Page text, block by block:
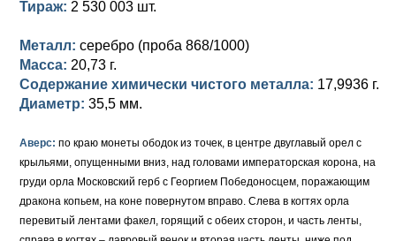
Памятные и донативные
Памятные и донативные
Для Финляндии
Памятные и донативные
Медь
Для Грузии
Русско-Польские
Для Польши
Памятные и донативные
Серебро
Медь
Для Грузии
Для Польши
Золото
Серебро
Медь
Екатерина II (1762-1796)
Золото
Серебро
Сибирские монеты
Для Молдавии и Валахии
Таврические монеты
Петр III (1762)
Золото
Серебро
Медь
Для Пруссии
Иоанн Антонович (1740-1741)
Анна Иоанновна (1730-1740)
Петр II (1727-1730)
Екатерина I (1725-1727)
Тираж: 2 530 003 шт.
Металл: серебро (проба 868/1000)
Масса: 20,73 г.
Содержание химически чистого металла: 17,9936 г.
Диаметр: 35,5 мм.
Аверс: по краю монеты ободок из точек, в центре двуглавый орел с
крыльями, опущенными вниз, над головами императорская корона, на
груди орла Московский герб с Георгием Победоносцем, поражающим
дракона копьем, на коне повернутом вправо. Слева в когтях орла
перевитый лентами факел, горящий с обеих сторон, и часть ленты,